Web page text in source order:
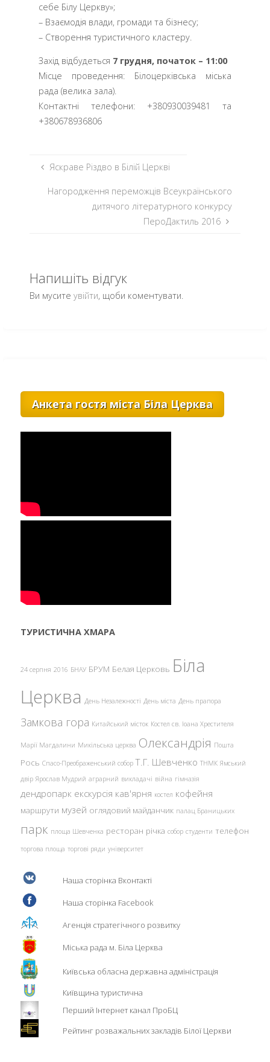
себе Білу Церкву»;
– Взаємодія влади, громади та бізнесу;
– Створення туристичного кластеру.
Захід відбудеться 7 грудня, початок – 11:00
Місце проведення: Білоцерківська міська
рада (велика зала).
Контактні телефони: +380930039481 та
+380678936806
Яскраве Різдво в Білій Церкві
Нагородження переможців Всеукраїнського
дитячого літературного конкурсу
ПероДактиль 2016
Напишіть відгук
Ви мусите увійти, щоби коментувати.
Анкета гостя міста Біла Церква
ТУРИСТИЧНА ХМАРА
24 серпня 2016 БНАУ БРУМ Белая Церковь Біла
Церква День Незалежності День міста День прапора
Замкова гора Китайський місток Костел св. Іоана Хрестителя
Марії Магдалини Микільська церква Олександрія Пошта
Рось Спасо-Преображенський собор Т.Г. Шевченко ТНМК Ямський
двір Ярослав Мудрий аграрний викладачі війна гімназія
дендропарк екскурсія кав'ярня костел кофейня
маршрути музей оглядовий майданчик палац Браницьких
парк площа Шевченка ресторан річка собор студенти телефон
торгова площа торгові ряди університет
Наша сторінка Вконтакті
Наша сторінка Facebook
Агенція стратегічного розвитку
Міська рада м. Біла Церква
Київська обласна державна адміністрація
Київщина туристична
Перший Інтернет канал ПроБЦ
Рейтинг розважальних закладів Білої Церкви